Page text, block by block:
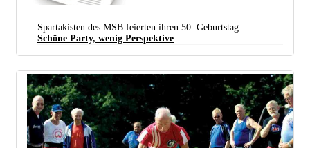
Spartakisten des MSB feierten ihren 50. Geburtstag
Schöne Party, wenig Perspektive